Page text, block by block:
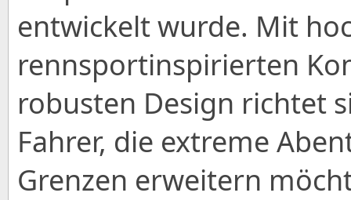
entwickelt wurde. Mit
rennsportinspirierten
robusten Design richtet
Fahrer, die extreme
Grenzen erweitern